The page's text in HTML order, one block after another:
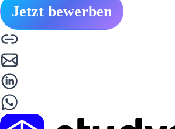
Jetzt bewerben